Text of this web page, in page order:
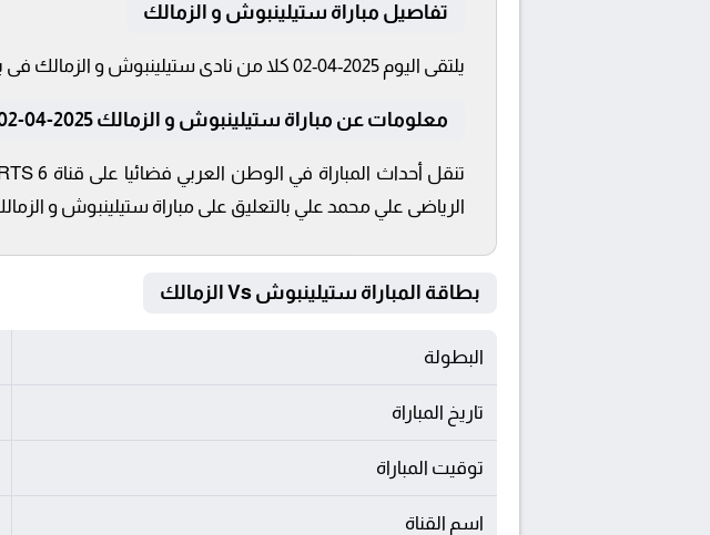
تفاصيل مباراة ستيلينبوش و الزمالك
يلتقى اليوم 2025-04-02 كلا من نادى ستيلينبوش و الزمالك فى بطولة كأس الكونفدرالية فى تمام الساعة 16:00 بتوقيت القاهرة و 16:00.
معلومات عن مباراة ستيلينبوش و الزمالك 2025-04-02
الرياضى علي محمد علي بالتعليق على مباراة ستيلينبوش و
بطاقة المباراة ستيلينبوش Vs الزمالك
البطولة
تاريخ المباراة
توقيت المباراة
اسم القناة